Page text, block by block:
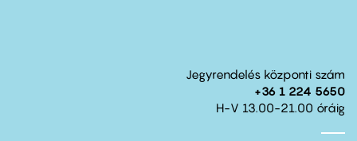
Jegyrendelés központi szám
+36 1 224 5650
H-V 13.00-21.00 óráig